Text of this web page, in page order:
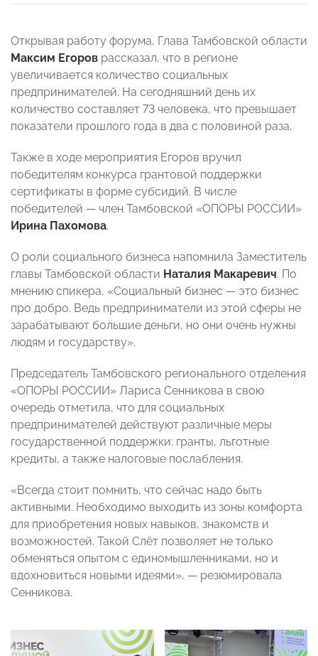
Открывая работу форума, Глава Тамбовской области
Максим Егоров рассказал, что в регионе
увеличивается количество социальных
предпринимателей. На сегодняшний день их
количество составляет 73 человека, что превышает
показатели прошлого года в два с половиной раза.
Также в ходе мероприятия Егоров вручил
победителям конкурса грантовой поддержки
сертификаты в форме субсидий. В числе
победителей — член Тамбовской «ОПОРЫ РОССИИ»
Ирина Пахомова.
О роли социального бизнеса напомнила Заместитель
главы Тамбовской области Наталия Макаревич. По
мнению спикера, «Социальный бизнес — это бизнес
про добро. Ведь предприниматели из этой сферы не
зарабатывают большие деньги, но они очень нужны
людям и государству».
Председатель Тамбовского регионального отделения
«ОПОРЫ РОССИИ» Лариса Сенникова в свою
очередь отметила, что для социальных
предпринимателей действуют различные меры
государственной поддержки: гранты, льготные
кредиты, а также налоговые послабления.
«Всегда стоит помнить, что сейчас надо быть
активными. Необходимо выходить из зоны комфорта
для приобретения новых навыков, знакомств и
возможностей. Такой Слёт позволяет не только
обменяться опытом с единомышленниками, но и
вдохновиться новыми идеями», — резюмировала
Сенникова.